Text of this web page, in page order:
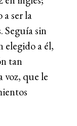
ser la
Seguía sin
elegido a él,
tan
voz, que le